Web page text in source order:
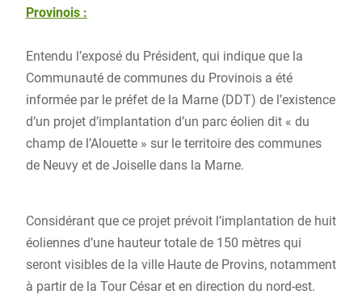
Provinois :
Entendu l’exposé du Président, qui indique que la
Communauté de communes du Provinois a été
informée par le préfet de la Marne (DDT) de l’existence
d’un projet d’implantation d’un parc éolien dit « du
champ de l’Alouette » sur le territoire des communes
de Neuvy et de Joiselle dans la Marne.
Considérant que ce projet prévoit l’implantation de huit
éoliennes d’une hauteur totale de 150 mètres qui
seront visibles de la ville Haute de Provins, notamment
à partir de la Tour César et en direction du nord-est.